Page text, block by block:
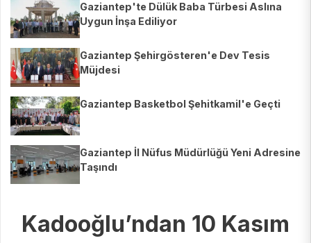
Gaziantep'te Dülük Baba Türbesi Aslına
Uygun İnşa Ediliyor
Gaziantep Şehirgösteren'e Dev Tesis
Müjdesi
Gaziantep Basketbol Şehitkamil'e Geçti
Gaziantep İl Nüfus Müdürlüğü Yeni Adresine
Taşındı
Kadooğlu’ndan 10 Kasım